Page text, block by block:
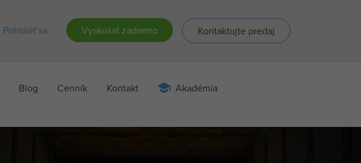
Prihlásiť sa Vyskúšať zadarmo Kontaktujte predaj
Blog Cenník Kontakt Akadémia